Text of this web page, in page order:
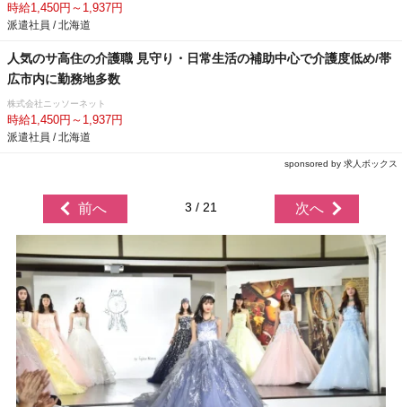
時給1,450円～1,937円
派遣社員 / 北海道
人気のサ高住の介護職 見守り・日常生活の補助中心で介護度低め/帯
広市内に勤務地多数
株式会社ニッソーネット
時給1,450円～1,937円
派遣社員 / 北海道
sponsored by 求人ボックス
前へ 3 / 21 次へ